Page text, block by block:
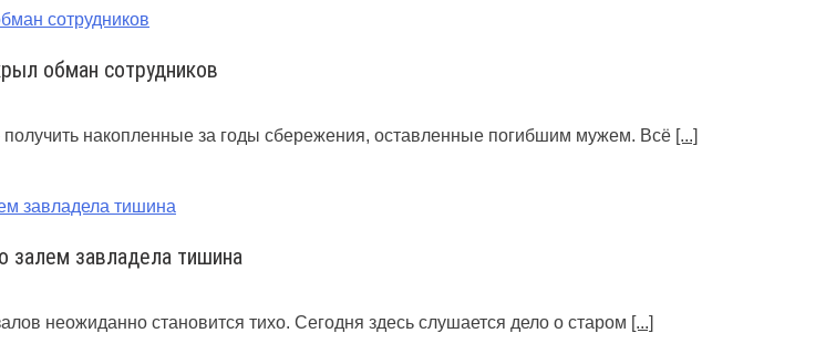
обман сотрудников
накопленные за годы сбережения, оставленные погибшим мужем. Всё [...]
залем завладела тишина
неожиданно становится тихо. Сегодня здесь слушается дело о старом [...]